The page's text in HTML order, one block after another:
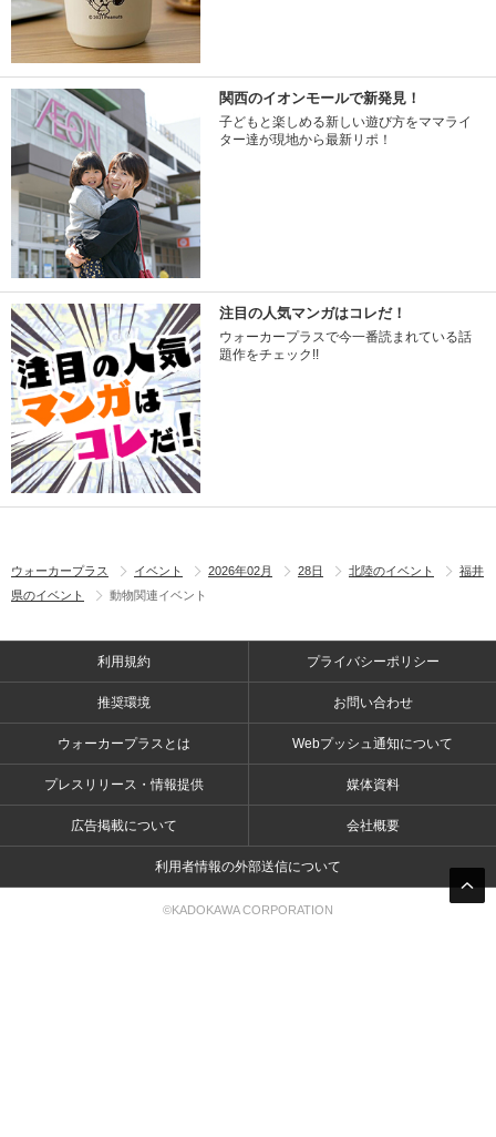
関西のイオンモールで新発見！
子どもと楽しめる新しい遊び方をママライ
ター達が現地から最新リポ！
注目の人気マンガはコレだ！
ウォーカープラスで今一番読まれている話
題作をチェック!!
ウォーカープラス イベント 2026年02月 28日 北陸のイベント
福井
県のイベント
動物関連イベント
利用規約 プライバシーポリシー
推奨環境 お問い合わせ
ウォーカープラスとは Webプッシュ通知について
プレスリリース・情報提供 媒体資料
広告掲載について 会社概要
利用者情報の外部送信について
©KADOKAWA CORPORATION